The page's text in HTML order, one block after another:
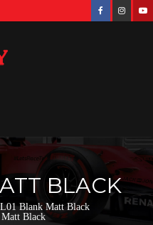
BLACK
Blank Matt Black
Black